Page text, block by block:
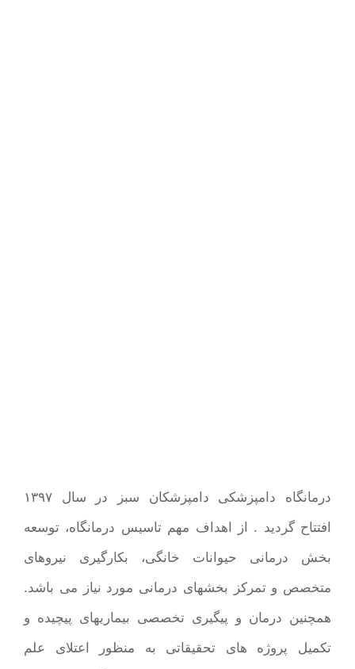
درمانگاه دامپزشکی دامپزشکان سبز در سال ۱۳۹۷
افتتاح گردید . از اهداف مهم تاسیس درمانگاه، توسعه
بخش درمانی حیوانات خانگی، بکارگیری نیروهای
متخصص و تمرکز بخشهای درمانی مورد نیاز می باشد.
همچنین درمان و پیگیری تخصصی بیماریهای پیچیده و
تکمیل پروژه های تحقیقاتی به منظور اعتلای علم